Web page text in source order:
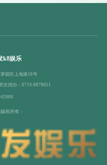
k8娱乐
箭区上海路16号
生招办：0719-8878051
权所有：